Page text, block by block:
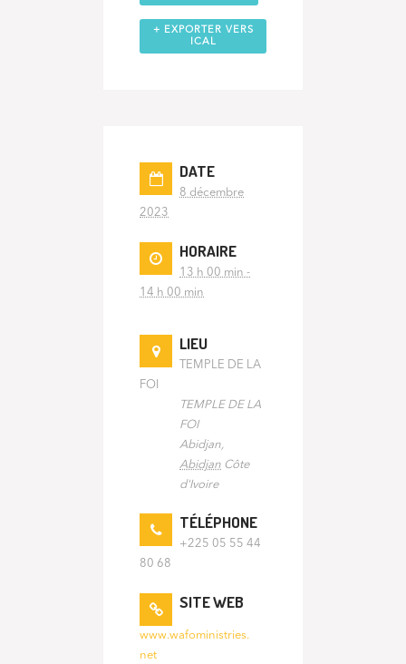
+ EXPORTER VERS
ICAL
DATE
8 décembre
2023
HORAIRE
13 h 00 min -
14 h 00 min
LIEU
TEMPLE DE LA
FOI
TEMPLE DE LA
FOI
Abidjan
Abidjan Côte
d'Ivoire
TÉLÉPHONE
+225 05 55 44
80 68
SITE WEB
www.wafoministries.
net